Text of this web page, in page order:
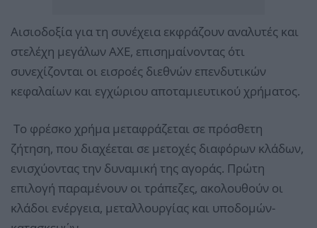
Αισιοδοξία για τη συνέχεια εκφράζουν αναλυτές και
στελέχη μεγάλων ΑΧΕ, επισημαίνοντας ότι
συνεχίζονται οι εισροές διεθνών επενδυτικών
κεφαλαίων και εγχώριου αποταμιευτικού χρήματος.
Το φρέσκο χρήμα μεταφράζεται σε πρόσθετη
ζήτηση, που διαχέεται σε μετοχές διαφόρων κλάδων,
ενισχύοντας την δυναμική της αγοράς. Πρώτη
επιλογή παραμένουν οι τράπεζες, ακολουθούν οι
κλάδοι ενέργεια, μεταλλουργίας και υποδομών-